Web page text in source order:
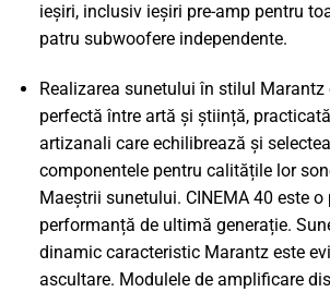
ieșiri, inclusiv ieșiri pre-amp pentru
patru subwoofere independente.
Realizarea sunetului în stilul Marantz
perfectă între artă și știință,
artizanali care echilibrează și
componentele pentru calitățile lor
Maeștrii sunetului. CINEMA 40 este
performanță de ultimă generație.
dinamic caracteristic Marantz este
ascultare. Modulele de amplificare